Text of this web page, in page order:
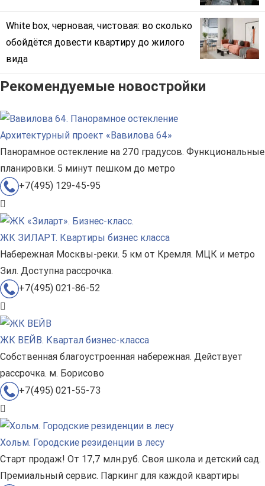
White box, черновая, чистовая: во сколько
обойдётся довести квартиру до жилого
вида
Рекомендуемые новостройки
Архитектурный проект «Вавилова 64»
Панорамное остекление на 270 градусов. Функциональные
планировки. 5 минут пешком до метро
+7(495) 129-45-95
ЖК ЗИЛАРТ. Квартиры бизнес класса
Набережная Москвы-реки. 5 км от Кремля. МЦК и метро
Зил. Доступна рассрочка.
+7(495) 021-86-52
ЖК ВЕЙВ. Квартал бизнес-класса
Собственная благоустроенная набережная. Действует
рассрочка. м. Борисово
+7(495) 021-55-73
Хольм. Городские резиденции в лесу
Старт продаж! От 17,7 млн.руб. Своя школа и детский сад.
Премиальный сервис. Паркинг для каждой квартиры